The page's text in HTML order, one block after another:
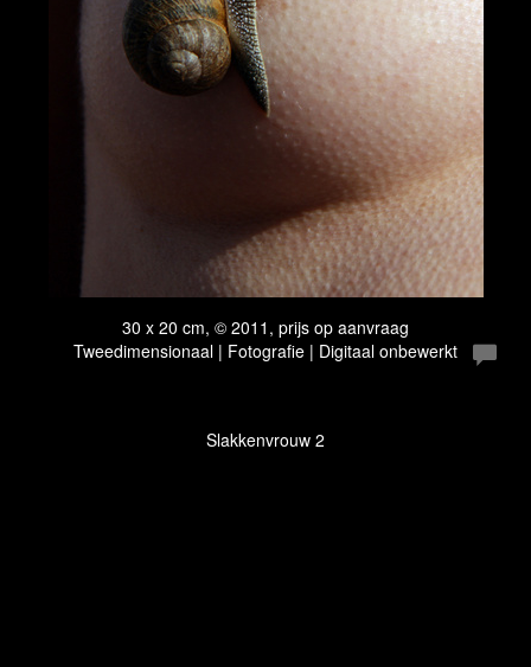
30 x 20 cm, © 2011, prijs op aanvraag
Tweedimensionaal | Fotografie | Digitaal onbewerkt
Slakkenvrouw 2